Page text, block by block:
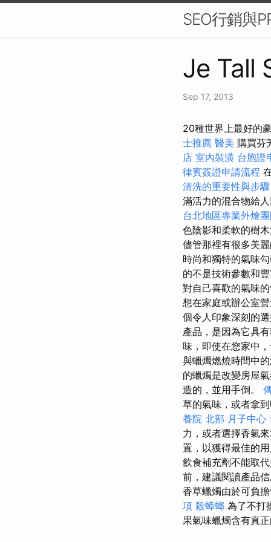
SEO行銷與
Je Tall
Sep 17, 2013
20種世界上最好的
士推薦 醫美 購買芬
店 室內裝潢 台胞證
律賓簽證申請流程
清洗的重要性與步驟
滿活力的混合物給
台北地區專業外燴
色陰影和柔軟的樹
儘管那裡有很多美
時尚和獨特的氣味
的不是技術參數和
對自己喜歡的氣味的
想在家庭或辦公室
個令人印象深刻的選
產品，是因為它具
味，即使在您家中
與蠟燭燃燒時間中
的蠟燭是改變房屋
造的，並用手倒。
草的氣味，或者拿
養院 北部 月子中心
力，或者選擇香氣
置，以獲得最佳的
飲食補充劑不能取
前，建議閱讀產品
香草蠟燭由於可負
項 殺蟑螂 為了不打
果氣味蠟燭含有真正